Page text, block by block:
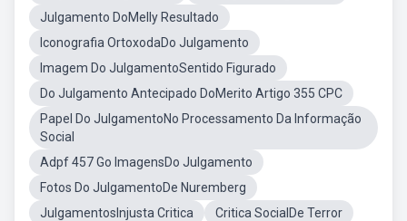
Julgamento DoMelly Resultado
Iconografia OrtoxodaDo Julgamento
Imagem Do JulgamentoSentido Figurado
Do Julgamento Antecipado DoMerito Artigo 355 CPC
Papel Do JulgamentoNo Processamento Da Informação
Social
Adpf 457 Go ImagensDo Julgamento
Fotos Do JulgamentoDe Nuremberg
JulgamentosInjusta Critica
Critica SocialDe Terror